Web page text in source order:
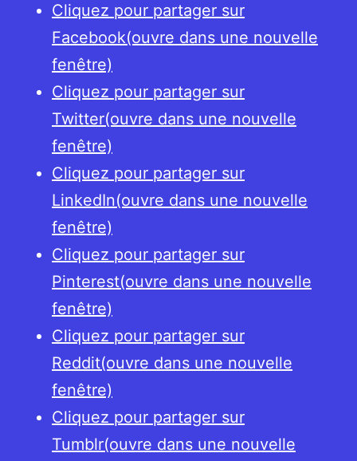
Cliquez pour partager sur
Facebook(ouvre dans une nouvelle
fenêtre)
Cliquez pour partager sur
Twitter(ouvre dans une nouvelle
fenêtre)
Cliquez pour partager sur
LinkedIn(ouvre dans une nouvelle
fenêtre)
Cliquez pour partager sur
Pinterest(ouvre dans une nouvelle
fenêtre)
Cliquez pour partager sur
Reddit(ouvre dans une nouvelle
fenêtre)
Cliquez pour partager sur
Tumblr(ouvre dans une nouvelle